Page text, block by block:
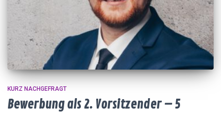
KURZ NACHGEFRAGT
Bewerbung als 2. Vorsitzender – 5